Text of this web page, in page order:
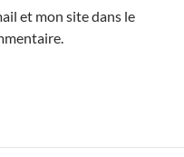
et mon site dans le